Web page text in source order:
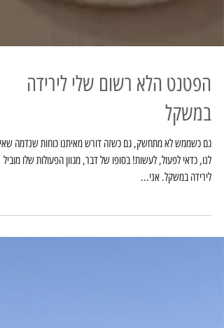
הפטנט הלא רשום שלי לירידה
במשקל
לנו, כדאי לפעול, לעשות! בסופו של דבר, מגוון הפעולות שלו מוביל